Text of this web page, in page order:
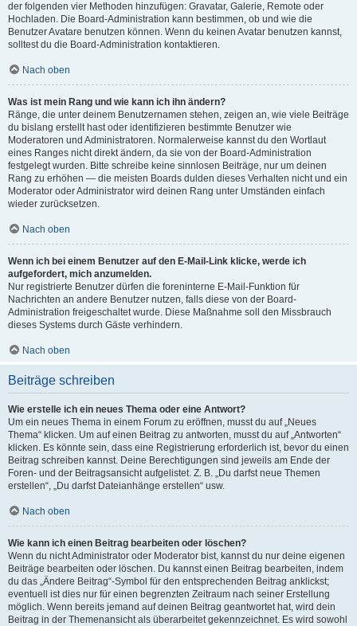
der folgenden vier Methoden hinzufügen: Gravatar, Galerie, Remote oder
Hochladen. Die Board-Administration kann bestimmen, ob und wie die
Benutzer Avatare benutzen können. Wenn du keinen Avatar benutzen kannst,
solltest du die Board-Administration kontaktieren.
Nach oben
Was ist mein Rang und wie kann ich ihn ändern?
Ränge, die unter deinem Benutzernamen stehen, zeigen an, wie viele Beiträge
du bislang erstellt hast oder identifizieren bestimmte Benutzer wie
Moderatoren und Administratoren. Normalerweise kannst du den Wortlaut
eines Ranges nicht direkt ändern, da sie von der Board-Administration
festgelegt wurden. Bitte schreibe keine sinnlosen Beiträge, nur um deinen
Rang zu erhöhen — die meisten Boards dulden dieses Verhalten nicht und ein
Moderator oder Administrator wird deinen Rang unter Umständen einfach
wieder zurücksetzen.
Nach oben
Wenn ich bei einem Benutzer auf den E-Mail-Link klicke, werde ich
aufgefordert, mich anzumelden.
Nur registrierte Benutzer dürfen die foreninterne E-Mail-Funktion für
Nachrichten an andere Benutzer nutzen, falls diese von der Board-
Administration freigeschaltet wurde. Diese Maßnahme soll den Missbrauch
dieses Systems durch Gäste verhindern.
Nach oben
Beiträge schreiben
Wie erstelle ich ein neues Thema oder eine Antwort?
Um ein neues Thema in einem Forum zu eröffnen, musst du auf „Neues
Thema“ klicken. Um auf einen Beitrag zu antworten, musst du auf „Antworten“
klicken. Es könnte sein, dass eine Registrierung erforderlich ist, bevor du einen
Beitrag schreiben kannst. Deine Berechtigungen sind jeweils am Ende der
Foren- und der Beitragsansicht aufgelistet. Z. B. „Du darfst neue Themen
erstellen“, „Du darfst Dateianhänge erstellen“ usw.
Nach oben
Wie kann ich einen Beitrag bearbeiten oder löschen?
Wenn du nicht Administrator oder Moderator bist, kannst du nur deine eigenen
Beiträge bearbeiten oder löschen. Du kannst einen Beitrag bearbeiten, indem
du das „Ändere Beitrag“-Symbol für den entsprechenden Beitrag anklickst;
eventuell ist dies nur für einen begrenzten Zeitraum nach seiner Erstellung
möglich. Wenn bereits jemand auf deinen Beitrag geantwortet hat, wird dein
Beitrag in der Themenansicht als überarbeitet gekennzeichnet. Es wird sowohl